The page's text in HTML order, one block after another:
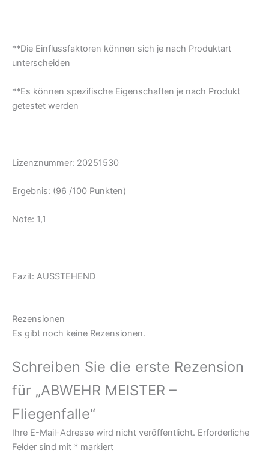
**Die Einflussfaktoren können sich je nach Produktart
unterscheiden
**Es können spezifische Eigenschaften je nach Produkt
getestet werden
Lizenznummer: 20251530
Ergebnis: (96 /100 Punkten)
Note: 1,1
Fazit: AUSSTEHEND
Rezensionen
Es gibt noch keine Rezensionen.
Schreiben Sie die erste Rezension
für „ABWEHR MEISTER –
Fliegenfalle“
Ihre E-Mail-Adresse wird nicht veröffentlicht. Erforderliche
Felder sind mit * markiert